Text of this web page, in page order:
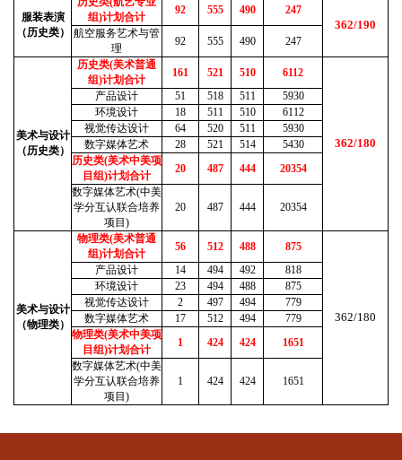
服装表演
（历史类）
组)计划合计
92 555 490 247
362/190
航空服务艺术与管
理
92 555 490 247
美术与设计
（历史类）
历史类(美术普通
组)计划合计
161 521 510 6112
362/180
产品设计 51 518 511
5930
环境设计
18 511 510
6112
视觉传达设计
64 520 511
5930
数字媒体艺术
28 521 514
5430
历史类(美术中美项
目组)计划合计
20 487 444
20354
数字媒体艺术(中美
学分互认联合培养
项目)
20 487 444 20354
美术与设计
（物理类）
物理类(美术普通
组)计划合计
56 512 488 875
362/180
产品设计 14 494 492
818
环境设计
23 494 488
875
视觉传达设计
2 497 494
779
数字媒体艺术
17 512 494
779
物理类(美术中美项
目组)计划合计
1 424 424
1651
数字媒体艺术(中美
学分互认联合培养
项目)
1 424 424 1651